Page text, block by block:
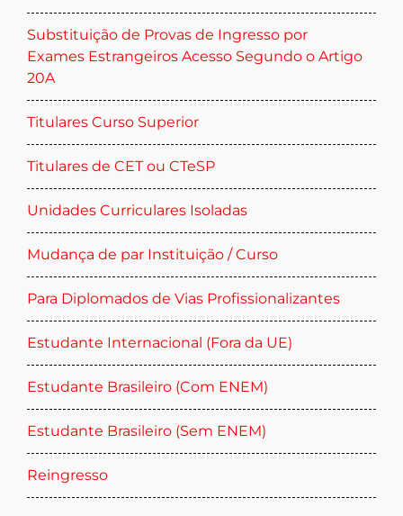
Substituição de Provas de Ingresso por
Exames Estrangeiros Acesso Segundo o Artigo
20A
Titulares Curso Superior
Titulares de CET ou CTeSP
Unidades Curriculares Isoladas
Mudança de par Instituição / Curso
Para Diplomados de Vias Profissionalizantes
Estudante Internacional (Fora da UE)
Estudante Brasileiro (Com ENEM)
Estudante Brasileiro (Sem ENEM)
Reingresso